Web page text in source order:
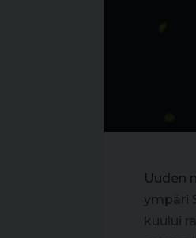
Uuden
ympäri
kuului